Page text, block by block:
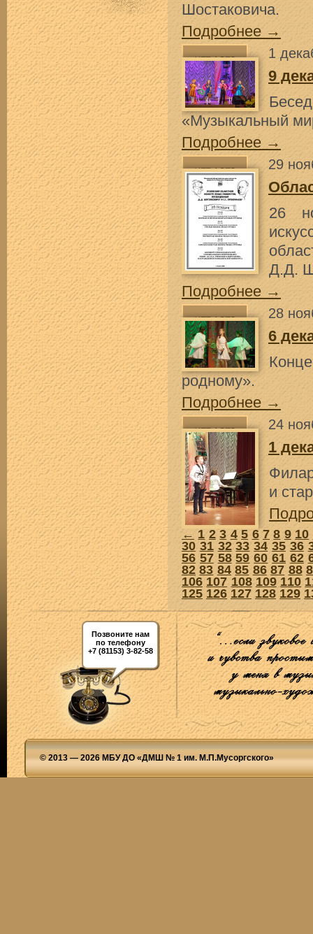
Шостаковича.
Подробнее →
1
9
«Музыкальный
Подробнее →
29
26
Д.Д.
Подробнее →
28
6
родному».
Подробнее →
24
1
и
← 1 2 3 4 5 6 7 8 9 10
30 31 32 33 34 35 36
56 57 58 59 60 61 62
82 83 84 85 86 87 88
106 107 108 109 110
125 126 127 128 129
Позвоните нам
по телефону
+7 (81153) 3-82-58
© 2013 — 2026 МБУ ДО «ДМШ № 1 им. М.П.Мусоргского»